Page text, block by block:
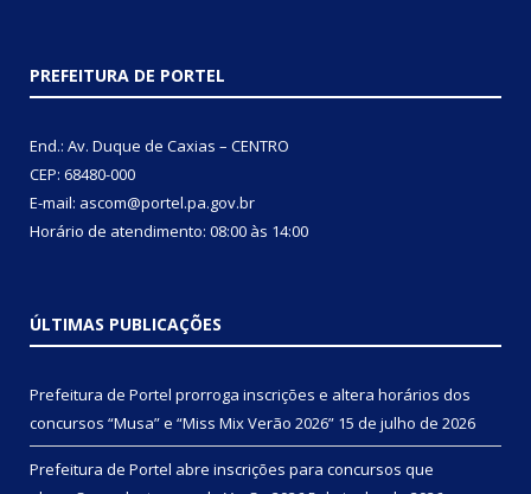
PREFEITURA DE PORTEL
End.: Av. Duque de Caxias – CENTRO
CEP: 68480-000
E-mail: ascom@portel.pa.gov.br
Horário de atendimento: 08:00 às 14:00
ÚLTIMAS PUBLICAÇÕES
Prefeitura de Portel prorroga inscrições e altera horários dos
concursos “Musa” e “Miss Mix Verão 2026” 15 de julho de 2026
Prefeitura de Portel abre inscrições para concursos que